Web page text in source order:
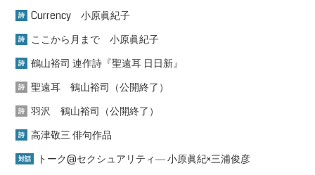
詩 Currency 小原眞紀子
詩 ここから月まで 小原眞紀子
詩 鶴山裕司 連作詩『聖遠耳 日日新』
詩 聖遠耳 鶴山裕司（公開終了）
詩 羽沢 鶴山裕司（公開終了）
詩 高津敬三 俳句作品
対話 トーク@セクシュアリティ― 小原眞紀×三浦俊彦